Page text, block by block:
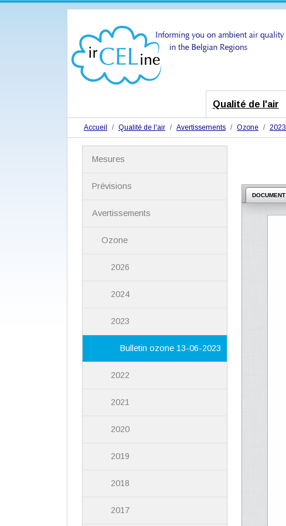
Qualité de l'air
Accueil Qualité de l'air Avertissements Ozone 2023
DOCUMENT
Mesures
Prévisions
Avertissements
Ozone
2026
2024
2023
Bulletin ozone 13-06-2023
2022
2021
2020
2019
2018
2017